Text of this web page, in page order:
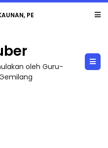
OLEH CIKGU WAN...
oleh Guru-